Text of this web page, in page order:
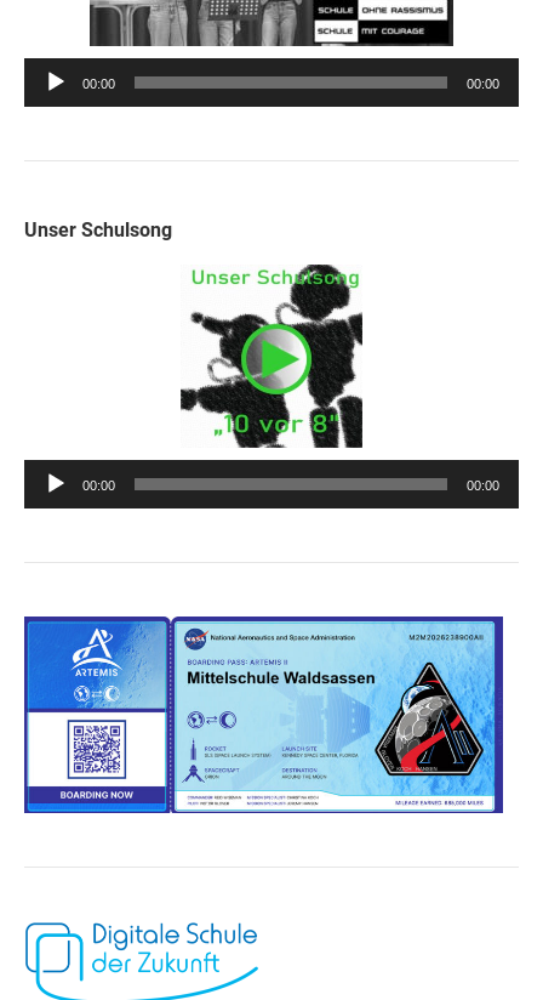
Audio-
Player
00:00 00:00
Unser Schulsong
Audio-
Player
00:00 00:00